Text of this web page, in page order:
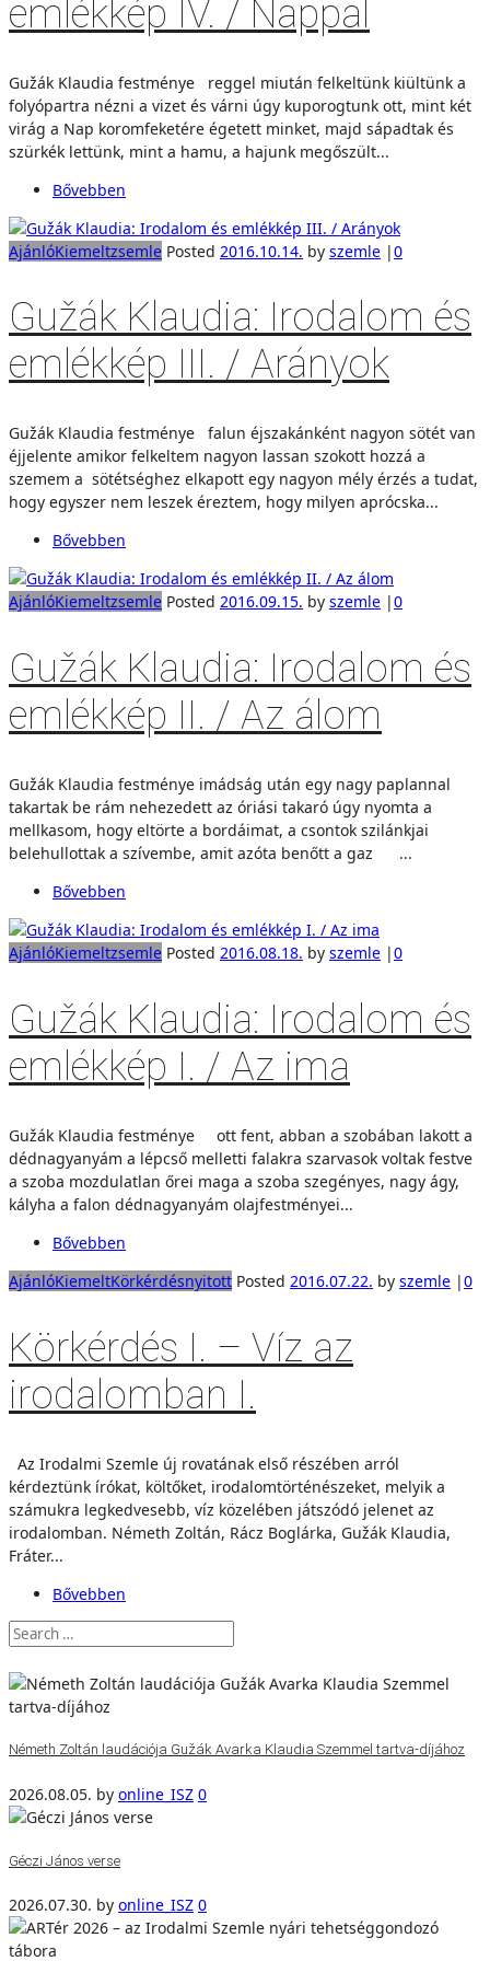
emlékkép IV. / Nappal
Gužák Klaudia festménye reggel miután felkeltünk kiültünk a
folyópartra nézni a vizet és várni úgy kuporogtunk ott, mint két
virág a Nap koromfeketére égetett minket, majd sápadtak és
szürkék lettünk, mint a hamu, a hajunk megőszült...
Bővebben
AjánlóKiemeltzsemle Posted 2016.10.14. by szemle |0
Gužák Klaudia: Irodalom és
emlékkép III. / Arányok
Gužák Klaudia festménye falun éjszakánként nagyon sötét van
éjjelente amikor felkeltem nagyon lassan szokott hozzá a
szemem a sötétséghez elkapott egy nagyon mély érzés a tudat,
hogy egyszer nem leszek éreztem, hogy milyen aprócska...
Bővebben
AjánlóKiemeltzsemle Posted 2016.09.15. by szemle |0
Gužák Klaudia: Irodalom és
emlékkép II. / Az álom
Gužák Klaudia festménye imádság után egy nagy paplannal
takartak be rám nehezedett az óriási takaró úgy nyomta a
mellkasom, hogy eltörte a bordáimat, a csontok szilánkjai
belehullottak a szívembe, amit azóta benőtt a gaz ...
Bővebben
AjánlóKiemeltzsemle Posted 2016.08.18. by szemle |0
Gužák Klaudia: Irodalom és
emlékkép I. / Az ima
Gužák Klaudia festménye ott fent, abban a szobában lakott a
dédnagyanyám a lépcső melletti falakra szarvasok voltak festve
a szoba mozdulatlan őrei maga a szoba szegényes, nagy ágy,
kályha a falon dédnagyanyám olajfestményei...
Bővebben
AjánlóKiemeltKörkérdésnyitott Posted 2016.07.22. by szemle |0
Körkérdés I. – Víz az
irodalomban I.
Az Irodalmi Szemle új rovatának első részében arról
kérdeztünk írókat, költőket, irodalomtörténészeket, melyik a
számukra legkedvesebb, víz közelében játszódó jelenet az
irodalomban. Németh Zoltán, Rácz Boglárka, Gužák Klaudia,
Fráter...
Bővebben
Németh Zoltán laudációja Gužák Avarka Klaudia Szemmel tartva-díjához
2026.08.05. by online_ISZ 0
Géczi János verse
2026.07.30. by online_ISZ 0